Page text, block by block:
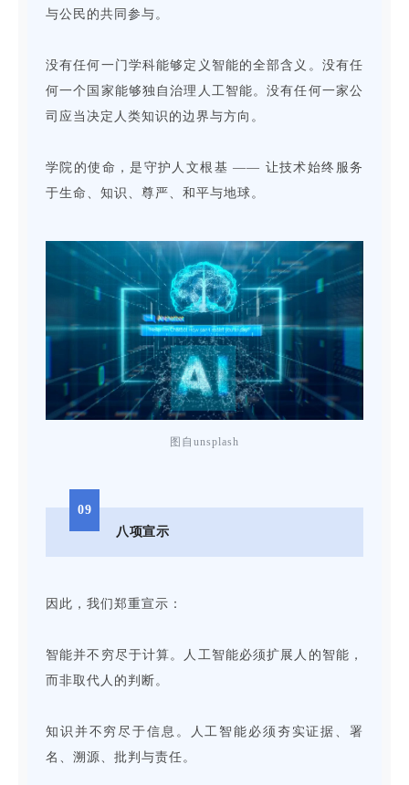
与公民的共同参与。
没有任何一门学科能够定义智能的全部含义。没有任
何一个国家能够独自治理人工智能。没有任何一家公
司应当决定人类知识的边界与方向。
学院的使命，是守护人文根基 —— 让技术始终服务
于生命、知识、尊严、和平与地球。
图自unsplash
09
八项宣示
因此，我们郑重宣示：
智能并不穷尽于计算。人工智能必须扩展人的智能，
而非取代人的判断。
知识并不穷尽于信息。人工智能必须夯实证据、署
名、溯源、批判与责任。